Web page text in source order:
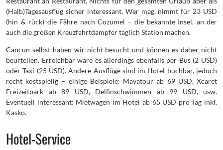
(Halb)Tagesausflug sicher interessant. Wer mag, nimmt für 23 USD
(hin & rück) die Fähre nach Cozumel – die bekannte Insel, an der
auch die großen Kreuzfahrtdampfer täglich Station machen.
Cancun selbst haben wir nicht besucht und können es daher nicht
beurteilen. Erreichbar wäre es allerdings ebenfalls per Bus (2 USD)
oder Taxi (25 USD). Andere Ausflüge sind im Hotel buchbar, jedoch
recht kostspielig – einige Beispiele: Mayatour ab 69 USD, Xcaret
Freizeitpark ab 89 USD, Delfinschwimmen ab 99 USD, usw.
Eventuell interessant: Mietwagen im Hotel ab 65 USD pro Tag inkl.
Kasko.
Hotel-Service